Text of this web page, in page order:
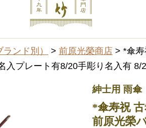
ンド別） > 前原光榮商店 > *傘
プレート有8/20手彫り名入有 8/
紳士用 雨傘
*傘寿祝
前原光榮